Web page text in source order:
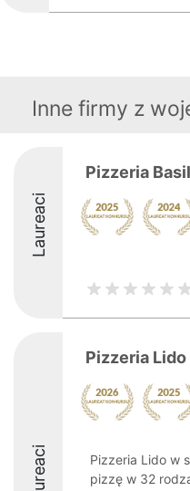
Inne firmy z
Laureaci
Pizzeria
Laureaci
Pizzeria Lido
Pizzeria Lido w
pizzę w 32